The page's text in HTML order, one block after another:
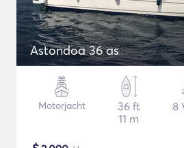
Astondoa 36 as
Motorjacht
36 ft
11 m
8